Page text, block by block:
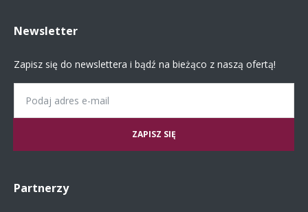
Newsletter
Zapisz się do newslettera i bądź na bieżąco z naszą ofertą!
Partnerzy